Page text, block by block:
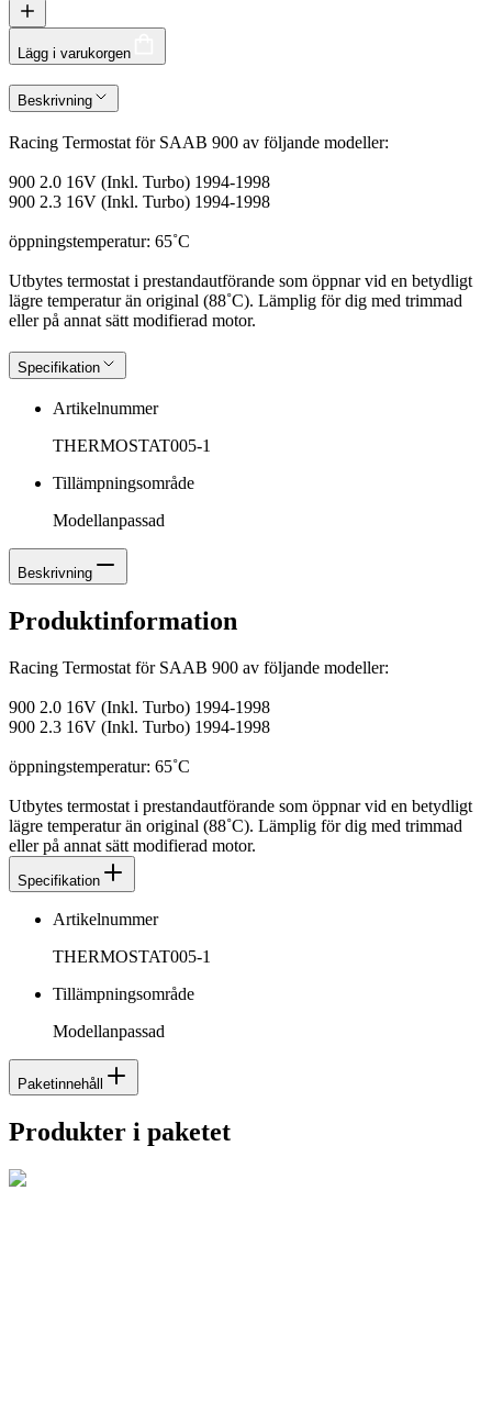
Lägg i varukorgen
Beskrivning
Racing Termostat för SAAB 900 av följande modeller:
900 2.0 16V (Inkl. Turbo) 1994-1998
900 2.3 16V (Inkl. Turbo) 1994-1998
öppningstemperatur: 65˚C
Utbytes termostat i prestandautförande som öppnar vid en betydligt
lägre temperatur än original (88˚C). Lämplig för dig med trimmad
eller på annat sätt modifierad motor.
Specifikation
Artikelnummer
THERMOSTAT005-1
Tillämpningsområde
Modellanpassad
Beskrivning
Produktinformation
Racing Termostat för SAAB 900 av följande modeller:
900 2.0 16V (Inkl. Turbo) 1994-1998
900 2.3 16V (Inkl. Turbo) 1994-1998
öppningstemperatur: 65˚C
Utbytes termostat i prestandautförande som öppnar vid en betydligt
lägre temperatur än original (88˚C). Lämplig för dig med trimmad
eller på annat sätt modifierad motor.
Specifikation
Artikelnummer
THERMOSTAT005-1
Tillämpningsområde
Modellanpassad
Paketinnehåll
Produkter i paketet